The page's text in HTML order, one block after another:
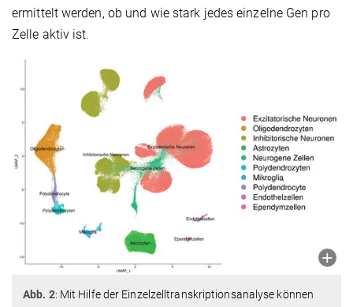
ermittelt werden, ob und wie stark jedes einzelne Gen pro
Zelle aktiv ist.
Abb. 2: Mit Hilfe der Einzelzelltranskriptionsanalyse können